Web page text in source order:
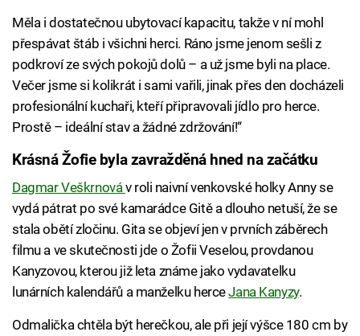
Měla i dostatečnou ubytovací kapacitu, takže v ní mohl
přespávat štáb i všichni herci. Ráno jsme jenom sešli z
podkroví ze svých pokojů dolů – a už jsme byli na place.
Večer jsme si kolikrát i sami vařili, jinak přes den docházeli
profesionální kuchaři, kteří připravovali jídlo pro herce.
Prostě – ideální stav a žádné zdržování!“
Krásná Žofie byla zavražděná hned na začátku
Dagmar Veškrnová v roli naivní venkovské holky Anny se
vydá pátrat po své kamarádce Gitě a dlouho netuší, že se
stala obětí zločinu. Gita se objeví jen v prvních záběrech
filmu a ve skutečnosti jde o Žofii Veselou, provdanou
Kanyzovou, kterou již leta známe jako vydavatelku
lunárních kalendářů a manželku herceJana Kanyzy.
Odmalička chtěla být herečkou, ale při její výšce 180 cm by